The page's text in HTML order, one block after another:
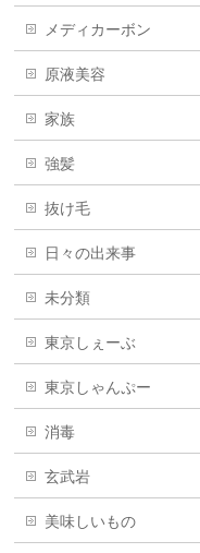
メディカーボン
原液美容
家族
強髪
抜け毛
日々の出来事
未分類
東京しぇーぶ
東京しゃんぷー
消毒
玄武岩
美味しいもの